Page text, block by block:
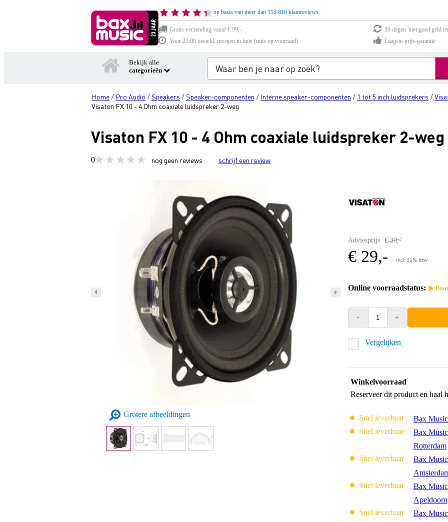
op basis van meer dan 113.816 klantreviews
Gratis verzending vanaf € 99,-
30 dagen 'niet goed geld
Voor 23:00 besteld, morgen in huis (mits op voorraad)
Laagste-prijs-garantie
Bekijk alle
categorieën
Home / Pro Audio /Speakers /Speaker-componenten / Interne speaker-componenten / 1 tot 5 inch luidsprekers /
Visaton FX 10 - 4 Ohm coaxiale luidspreker 2-weg
Visaton FX 10 - 4 Ohm coaxiale luidspreker 2-weg
0 nog geen reviews schrijf een review
Grotere afbeeldingen
Adviesprijs € 30,-
€ 29,- incl. 21% btw
Online voorraadstatus:
- +
Vergelijken
Winkelvoorraad
Reserveer dit product en haal
Snel leverbaar Bax
Snel leverbaar
Bax
Rotterdam
Snel leverbaar
Bax
Snel leverbaar
Bax
Apeldoorn
Snel leverbaar
Bax